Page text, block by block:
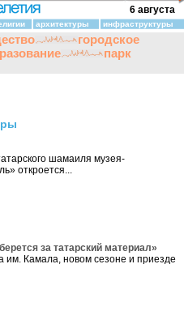
6 августа
архитектуры инфраструктуры
городское
парк
шамаиля музея-
откроется...
за татарский материал»
им. Камала, новом сезоне и приезде